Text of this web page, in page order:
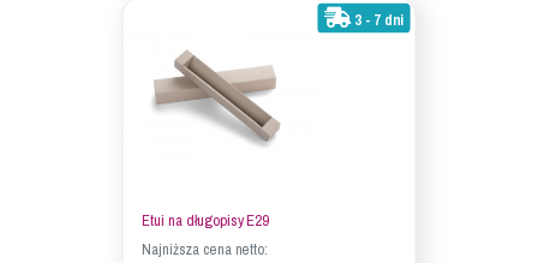
3 - 7 dni
Etui na długopisy E29
Najniższa cena netto: